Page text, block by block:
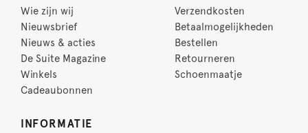
Wie zijn wij
Nieuwsbrief
Nieuws & acties
De Suite Magazine
Winkels
Cadeaubonnen
Verzendkosten
Betaalmogelijkheden
Bestellen
Retourneren
Schoenmaatje
INFORMATIE